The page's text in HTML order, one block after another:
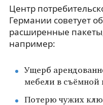
Центр
Германии советует
расширенные
например:
Ущерб
мебели в съёмной
Потерю чужих